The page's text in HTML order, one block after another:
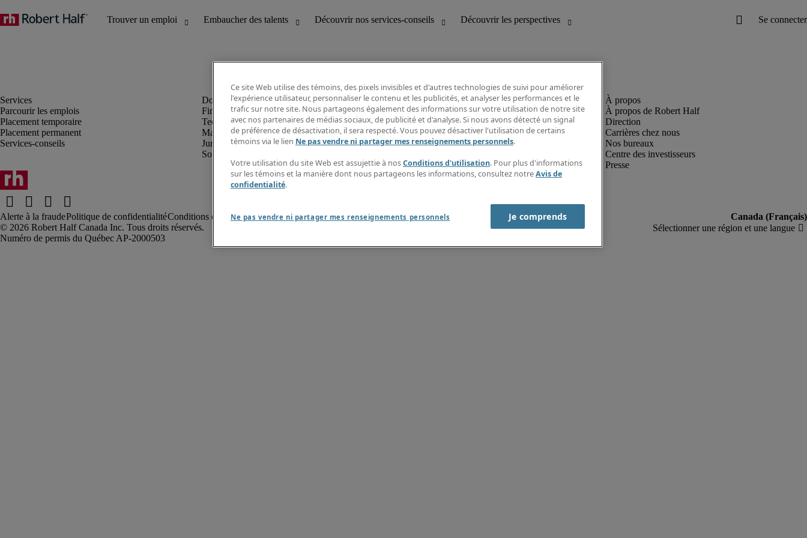
Parcourir les emplois
Placement temporaire
Placement permanent
Services-conseils
Finance et comptabilité
Technologie
Marketing et création
Juridique
Soutien administratif et à la clientèle
Découvrir les perspectives
Répertoire d’emplois
Guide salarial
Rapports de temps
Contactez-nous
À propos de Robert Half
Direction
Carrières chez nous
Nos bureaux
Centre des investisseurs
Presse
Alerte à la fraudePolitique de confidentialitéConditions d’utilisation Rapport sur l'esclavage moderne
Robert Half Canada Inc. Tous droits réservés.
Ce site Web utilise des témoins, des pixels invisibles et d'autres technologies de suivi pour améliorer
l'expérience utilisateur, personnaliser le contenu et les publicités, et analyser les performances et le
trafic sur notre site. Nous partageons également des informations sur votre utilisation de notre site
avec nos partenaires de médias sociaux, de publicité et d'analyse. Si nous avons détecté un signal
de préférence de désactivation, il sera respecté. Vous pouvez désactiver l'utilisation de certains
témoins via le lien Ne pas vendre ni partager mes renseignements personnels.
Votre utilisation du site Web est assujettie à nosConditions d'utilisation. Pour plus d'informations
sur les témoins et la manière dont nous partageons les informations, consultez notreAvis de
confidentialité.
Ne pas vendre ni partager mes renseignements personnels Je comprends